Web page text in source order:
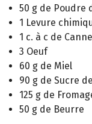
50 g de Poudre
1 Levure
1 c. à c de
3 Oeuf
60 g de Miel
90 g de Sucre
125 g de
50 g de Beurre